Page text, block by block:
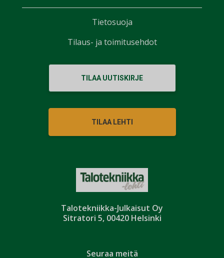
Talotekniikka-Julkaisut Oy
Sitratori 5, 00420 Helsinki
TILAA UUTISKIRJE
TILAA LEHTI
Seuraa meitä
Tietosuoja
Tilaus- ja toimitusehdot